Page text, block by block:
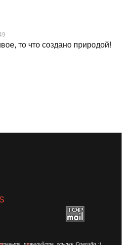
то что создано природой!
пожалуйста, ссылку. Спасибо :)